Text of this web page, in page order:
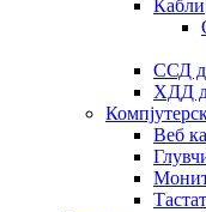
ССД
ХДД
Веб